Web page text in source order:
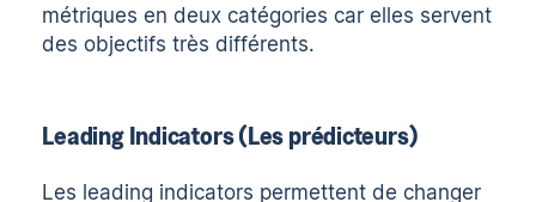
métriques en deux catégories car elles servent
des objectifs très différents.
Leading Indicators (Les prédicteurs)
Les leading indicators permettent de changer